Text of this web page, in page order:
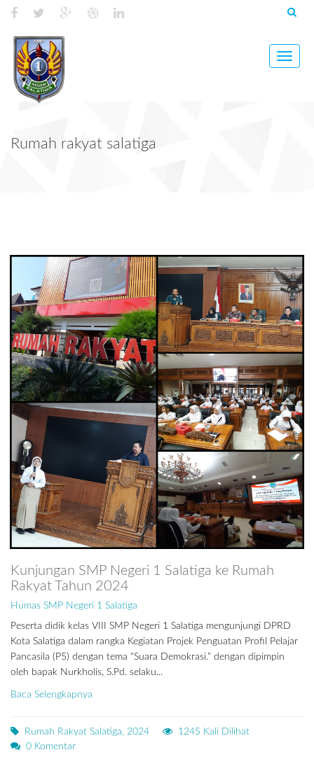
Toggle
Rumah rakyat salatiga
Kunjungan SMP Negeri 1 Salatiga ke Rumah
Rakyat Tahun 2024
Humas SMP Negeri 1 Salatiga
Peserta didik kelas VIII SMP Negeri 1 Salatiga mengunjungi DPRD
Kota Salatiga dalam rangka Kegiatan Projek Penguatan Profil Pelajar
Pancasila (P5) dengan tema “Suara Demokrasi.” dengan dipimpin
oleh bapak Nurkholis, S.Pd. selaku...
Baca Selengkapnya
Rumah Rakyat Salatiga, 2024
1245 Kali Dilihat
0 Komentar